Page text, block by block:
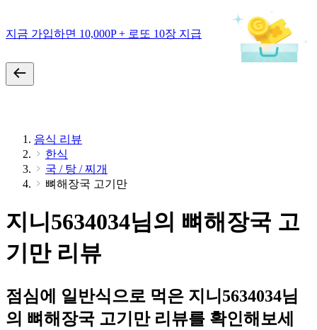
지금 가입하면 10,000P + 로또 10장 지급
음식 리뷰
한식
국 / 탕 / 찌개
뼈해장국 고기만
지니5634034님의 뼈해장국 고
기만 리뷰
점심에 일반식으로 먹은 지니5634034님
의 뼈해장국 고기만 리뷰를 확인해보세